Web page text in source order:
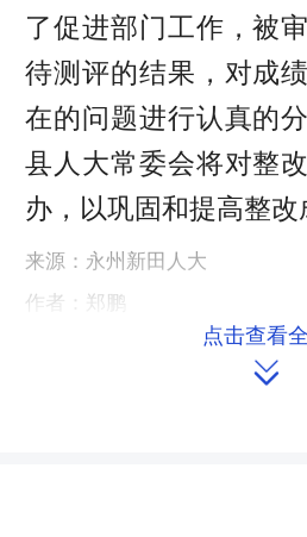
了促进部门工作，被
待测评的结果，对成
在的问题进行认真的
县人大常委会将对整
办，以巩固和提高整改
来源：永州新田人大
作者：郑鹏
点击查看
